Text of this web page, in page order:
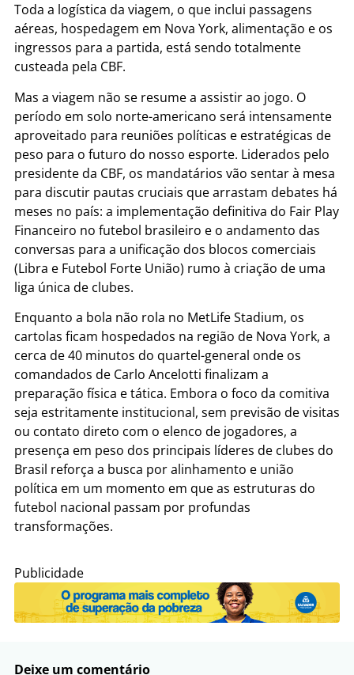
Toda a logística da viagem, o que inclui passagens
aéreas, hospedagem em Nova York, alimentação e os
ingressos para a partida, está sendo totalmente
custeada pela CBF.
Mas a viagem não se resume a assistir ao jogo. O
período em solo norte-americano será intensamente
aproveitado para reuniões políticas e estratégicas de
peso para o futuro do nosso esporte. Liderados pelo
presidente da CBF, os mandatários vão sentar à mesa
para discutir pautas cruciais que arrastam debates há
meses no país: a implementação definitiva do Fair Play
Financeiro no futebol brasileiro e o andamento das
conversas para a unificação dos blocos comerciais
(Libra e Futebol Forte União) rumo à criação de uma
liga única de clubes.
Enquanto a bola não rola no MetLife Stadium, os
cartolas ficam hospedados na região de Nova York, a
cerca de 40 minutos do quartel-general onde os
comandados de Carlo Ancelotti finalizam a
preparação física e tática. Embora o foco da comitiva
seja estritamente institucional, sem previsão de visitas
ou contato direto com o elenco de jogadores, a
presença em peso dos principais líderes de clubes do
Brasil reforça a busca por alinhamento e união
política em um momento em que as estruturas do
futebol nacional passam por profundas
transformações.
Publicidade
Deixe um comentário